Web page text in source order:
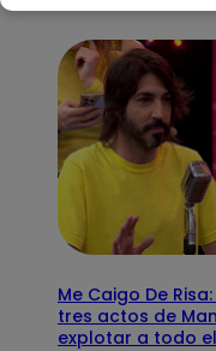
Me Caigo De
tres actos de
explotar a todo